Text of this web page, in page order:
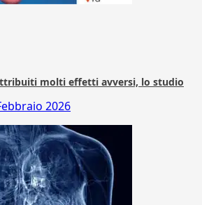
molti effetti avversi, lo studio
2026